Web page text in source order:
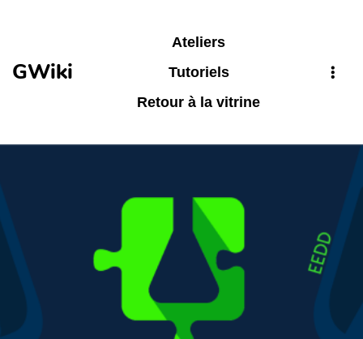
GWiki
Ateliers
Tutoriels
Retour à la vitrine